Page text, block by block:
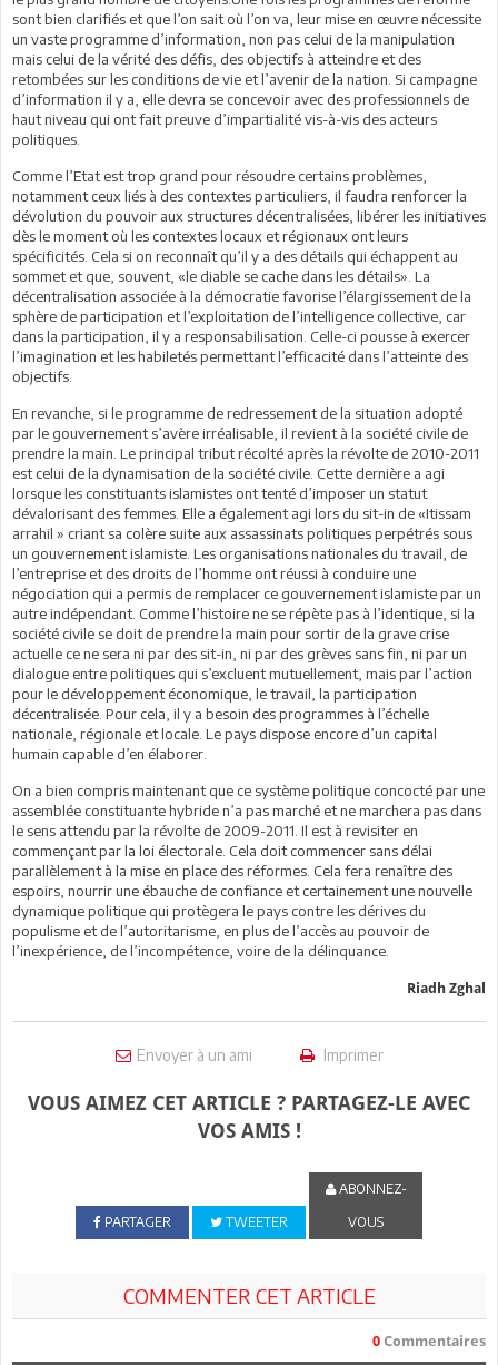
sont bien clarifiés et que l’on sait où l’on va, leur mise en œuvre nécessite
un vaste programme d’information, non pas celui de la manipulation
mais celui de la vérité des défis, des objectifs à atteindre et des
retombées sur les conditions de vie et l’avenir de la nation. Si campagne
d’information il y a, elle devra se concevoir avec des professionnels de
haut niveau qui ont fait preuve d’impartialité vis-à-vis des acteurs
politiques.
Comme l’Etat est trop grand pour résoudre certains problèmes,
notamment ceux liés à des contextes particuliers, il faudra renforcer la
dévolution du pouvoir aux structures décentralisées, libérer les initiatives
dès le moment où les contextes locaux et régionaux ont leurs
spécificités. Cela si on reconnaît qu’il y a des détails qui échappent au
sommet et que, souvent, «le diable se cache dans les détails». La
décentralisation associée à la démocratie favorise l’élargissement de la
sphère de participation et l’exploitation de l’intelligence collective, car
dans la participation, il y a responsabilisation. Celle-ci pousse à exercer
l’imagination et les habiletés permettant l’efficacité dans l’atteinte des
objectifs.
En revanche, si le programme de redressement de la situation adopté
par le gouvernement s’avère irréalisable, il revient à la société civile de
prendre la main. Le principal tribut récolté après la révolte de 2010-2011
est celui de la dynamisation de la société civile. Cette dernière a agi
lorsque les constituants islamistes ont tenté d’imposer un statut
dévalorisant des femmes. Elle a également agi lors du sit-in de «Itissam
arrahil » criant sa colère suite aux assassinats politiques perpétrés sous
un gouvernement islamiste. Les organisations nationales du travail, de
l’entreprise et des droits de l’homme ont réussi à conduire une
négociation qui a permis de remplacer ce gouvernement islamiste par un
autre indépendant. Comme l’histoire ne se répète pas à l’identique, si la
société civile se doit de prendre la main pour sortir de la grave crise
actuelle ce ne sera ni par des sit-in, ni par des grèves sans fin, ni par un
dialogue entre politiques qui s’excluent mutuellement, mais par l’action
pour le développement économique, le travail, la participation
décentralisée. Pour cela, il y a besoin des programmes à l’échelle
nationale, régionale et locale. Le pays dispose encore d’un capital
humain capable d’en élaborer.
On a bien compris maintenant que ce système politique concocté par une
assemblée constituante hybride n’a pas marché et ne marchera pas dans
le sens attendu par la révolte de 2009-2011. Il est à revisiter en
commençant par la loi électorale. Cela doit commencer sans délai
parallèlement à la mise en place des réformes. Cela fera renaître des
espoirs, nourrir une ébauche de confiance et certainement une nouvelle
dynamique politique qui protègera le pays contre les dérives du
populisme et de l’autoritarisme, en plus de l’accès au pouvoir de
l’inexpérience, de l’incompétence, voire de la délinquance.
Riadh Zghal
Envoyer à un ami Imprimer
VOUS AIMEZ CET ARTICLE ? PARTAGEZ-LE AVEC
VOS AMIS !
PARTAGER TWEETER
ABONNEZ-
VOUS
COMMENTER CET ARTICLE
0 Commentaires